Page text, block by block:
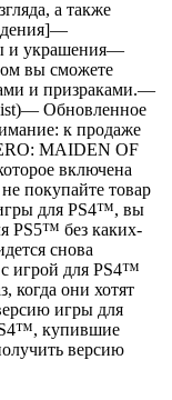
а также
и украшения—
вы сможете
и призраками.—
Обновленное
к продаже
MAIDEN OF
включена
покупайте товар
для PS4™, вы
PS5™ без каких-
снова
игрой для PS4™
когда они хотят
игры для
купившие
версию